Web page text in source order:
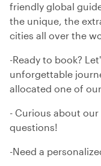
friendly global
the unique, the
cities all over the
-Ready to book?
unforgettable
allocated one of
- Curious about
questions!
-Need a